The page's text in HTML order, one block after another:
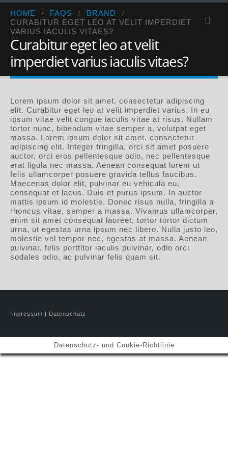
HOME FAQS
BRAND
CURABITUR EGET LEO AT VELIT IMPERDIET
VARIUS IACULIS VITAES?
Curabitur eget leo at velit
imperdiet varius iaculis vitaes?
Lorem ipsum dolor sit amet, consectetur adipiscing
elit. Curabitur eget leo at velit imperdiet varius. In eu
ipsum vitae velit congue iaculis vitae at risus. Nullam
tortor nunc, bibendum vitae semper a, volutpat eget
massa. Lorem ipsum dolor sit amet, consectetur
adipiscing elit. Integer fringilla, orci sit amet posuere
auctor, orci eros pellentesque odio, nec pellentesque
erat ligula nec massa. Aenean consequat lorem ut
felis ullamcorper posuere gravida tellus faucibus.
Maecenas dolor elit, pulvinar eu vehicula eu,
consequat et lacus. Duis et purus ipsum. In auctor
mattis ipsum id molestie. Donec risus nulla, fringilla a
rhoncus vitae, semper a massa. Vivamus ullamcorper,
enim sit amet consequat laoreet, tortor tortor dictum
urna, ut egestas urna ipsum nec libero. Nulla justo leo,
molestie vel tempor nec, egestas at massa. Aenean
pulvinar, felis porttitor iaculis pulvinar, odio orci
sodales odio, ac pulvinar felis quam sit.
Impressum | Datenschutz
Datenschutz- und Cookie-Richtlinie